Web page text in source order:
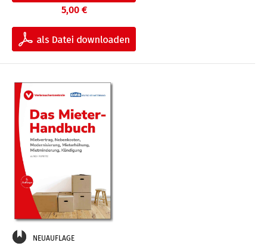
5,00 €
NEUAUFLAGE